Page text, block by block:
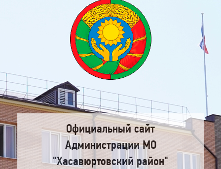
Официальный сайт
Администрации МО
"Хасавюртовский район"